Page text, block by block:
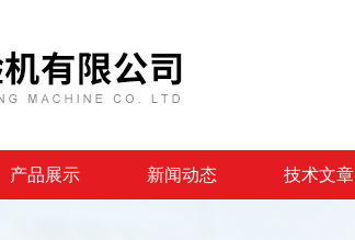
产品展示 新闻动态 技术文章